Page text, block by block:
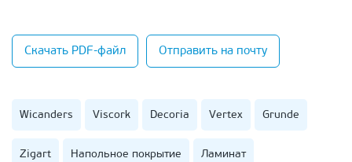
Скачать PDF-файл Отправить на почту
Wicanders Viscork Decoria Vertex Grunde
Zigart Напольное покрытие Ламинат